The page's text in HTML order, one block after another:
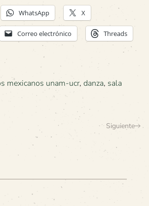
WhatsApp X
Correo electrónico Threads
mexicanos unam-ucr, danza, sala
Siguiente